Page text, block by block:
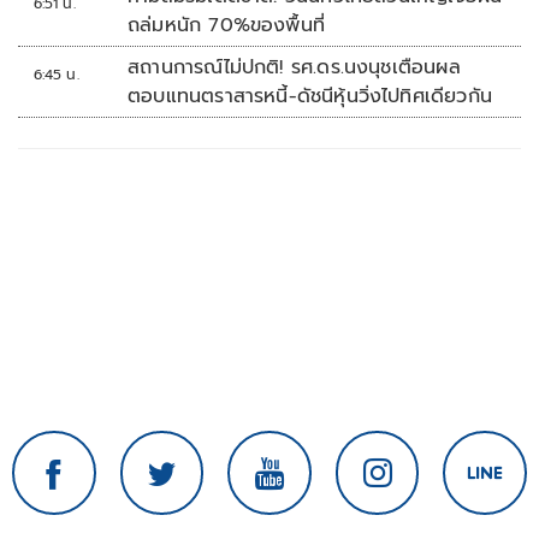
ถล่มหนัก 70%ของพื้นที่
6:45 น.
สถานการณ์ไม่ปกติ! รศ.ดร.นงนุชเตือนผล
ตอบแทนตราสารหนี้-ดัชนีหุ้นวิ่งไปทิศเดียวกัน